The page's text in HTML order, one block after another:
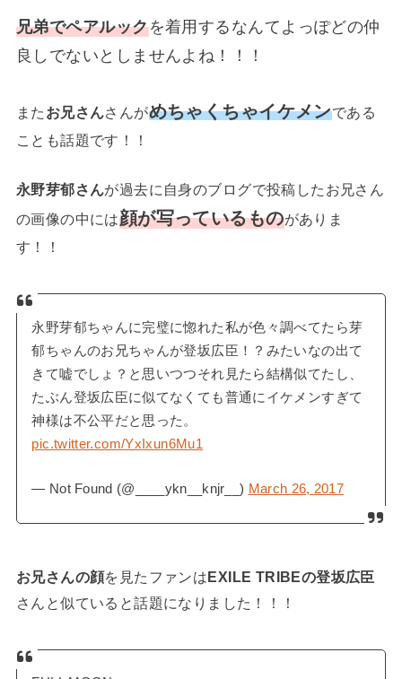
兄弟でペアルックを着用するなんてよっぽどの仲
良しでないとしませんよね！！！
また お兄さんさんがめちゃくちゃイケメンである
ことも話題です！！
永野芽郁さんが過去に自身のブログで投稿したお兄さん
の画像の中には顔が写っているものがありま
す！！
永野芽郁ちゃんに完璧に惚れた私が色々調べてたら芽
郁ちゃんのお兄ちゃんが登坂広臣！？みたいなの出て
きて嘘でしょ？と思いつつそれ見たら結構似てたし、
たぶん登坂広臣に似てなくても普通にイケメンすぎて
神様は不公平だと思った。
pic.twitter.com/YxIxun6Mu1
— Not Found (@____ykn__knjr__) March 26, 2017
お兄さんの顔を見たファンはEXILE TRIBEの登坂広臣
さんと似ていると話題になりました！！！